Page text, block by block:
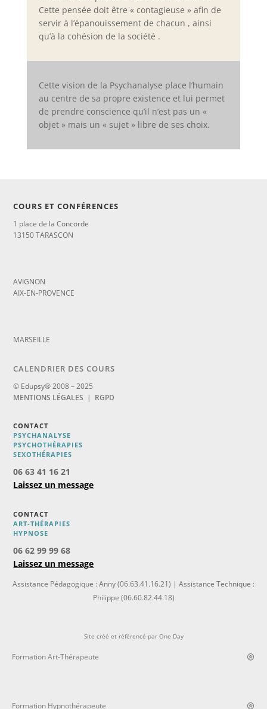
Cette pensée doit être « contagieuse » afin de
servir à l’épanouissement de chacun , ainsi
qu’à la cohésion de la société .
Cette vision de la Psychanalyse place l’humain
au centre de sa propre existence et lui permet
de prendre conscience qu’il n’est pas un «
objet » mais un « sujet » libre de ses choix.
COURS ET CONFÉRENCES
1 place de la Concorde
13150 TARASCON
AVIGNON
AIX-EN-PROVENCE
MARSEILLE
CALENDRIER DES COURS
© Edupsy® 2008 – 2025
MENTIONS LÉGALES | RGPD
CONTACT
PSYCHANALYSE
PSYCHOTHÉRAPIES
SEXOTHÉRAPIES
06 63 41 16 21
Laissez un message
CONTACT
ART-THÉRAPIES
HYPNOSE
06 62 99 99 68
Laissez un message
Assistance Pédagogique : Anny (06.63.41.16.21) | Assistance Technique :
Philippe (06.60.82.44.18)
Site créé et référencé par One Day
Formation Art-Thérapeute
Formation Hypnothérapeute